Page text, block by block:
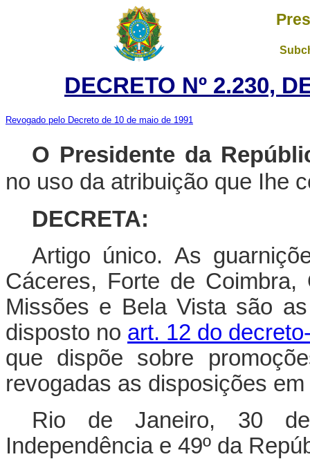
DECRETO Nº 2.230,
Revogado pelo Decreto de 10 de maio de 1991
O Presidente da
no uso da atribuição que Ihe
DECRETA:
Artigo único. As
Cáceres, Forte de
Missões e Bela Vista são
disposto no art. 12 do
que dispõe sobre
revogadas as disposições
Rio de Janeiro, 30
Independência e 49º da